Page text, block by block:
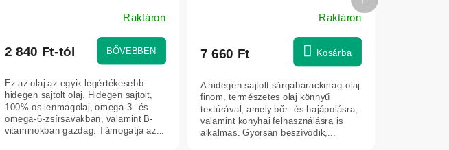
Raktáron
2 840 Ft-tól BŐVEBBEN
Ez az olaj az egyik legértékesebb
hidegen sajtolt olaj. Hidegen sajtolt,
100%-os lenmagolaj, omega-3- és
omega-6-zsírsavakban, valamint B-
vitaminokban gazdag. Támogatja az...
Raktáron
7 660 Ft Kosárba
A hidegen sajtolt sárgabarackmag-olaj
finom, természetes olaj könnyű
textúrával, amely bőr- és hajápolásra,
valamint konyhai felhasználásra is
alkalmas. Gyorsan beszívódik,...
termék